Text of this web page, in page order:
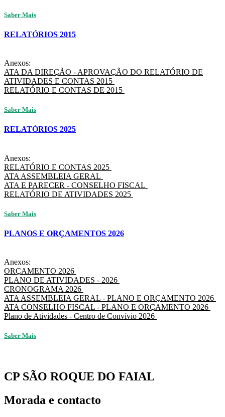
Saber Mais
RELATÓRIOS 2015
Anexos:
ATA DA DIREÇÃO - APROVAÇÃO DO RELATÓRIO DE
ATIVIDADES E CONTAS 2015
RELATÓRIO E CONTAS DE 2015
Saber Mais
RELATÓRIOS 2025
Anexos:
RELATÓRIO E CONTAS 2025
ATA ASSEMBLEIA GERAL
ATA E PARECER - CONSELHO FISCAL
RELATÓRIO DE ATIVIDADES 2025
Saber Mais
PLANOS E ORÇAMENTOS 2026
Anexos:
ORÇAMENTO 2026
PLANO DE ATIVIDADES - 2026
CRONOGRAMA 2026
ATA ASSEMBLEIA GERAL - PLANO E ORÇAMENTO 2026
ATA CONSELHO FISCAL - PLANO E ORÇAMENTO 2026
Plano de Atividades - Centro de Convívio 2026
Saber Mais
CP SÃO ROQUE DO FAIAL
Morada e contacto